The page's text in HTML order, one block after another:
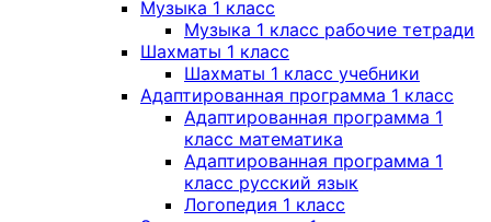
Музыка 1 класс
Музыка 1 класс рабочие тетради
Шахматы 1 класс
Шахматы 1 класс учебники
Адаптированная программа 1 класс
Адаптированная программа 1
класс математика
Адаптированная программа 1
класс русский язык
Логопедия 1 класс